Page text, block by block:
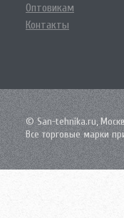
Оптовикам
Контакты
© San-tehnika.ru,
Все торговые марки